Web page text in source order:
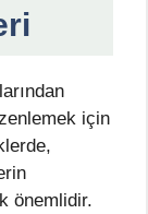
için
önemlidir.